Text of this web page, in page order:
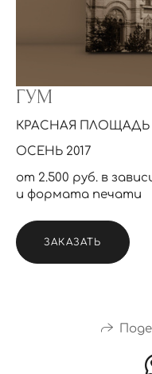
ГУМ
КРАСНАЯ
ОСЕНЬ 2017
от 2.500 руб. в
и формата печати
ЗАКАЗАТЬ